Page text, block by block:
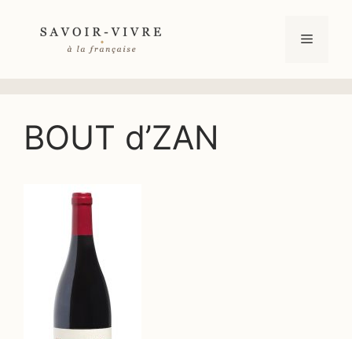
Menu
BOUT d’ZAN